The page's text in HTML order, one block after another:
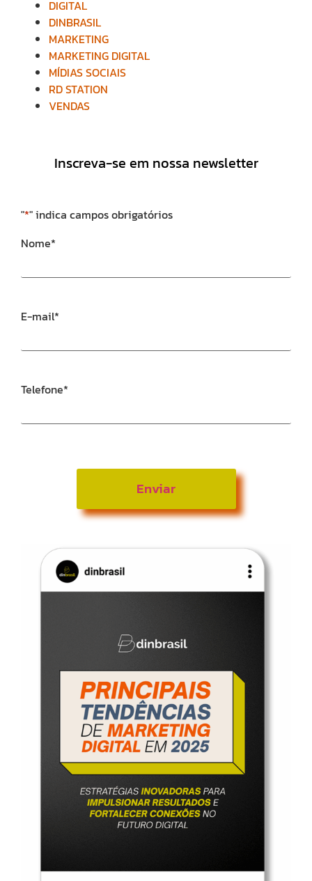
DIGITAL
DINBRASIL
MARKETING
MARKETING DIGITAL
MÍDIAS SOCIAIS
RD STATION
VENDAS
Inscreva-se em nossa newsletter
"*" indica campos obrigatórios
Nome*
E-mail*
Telefone*